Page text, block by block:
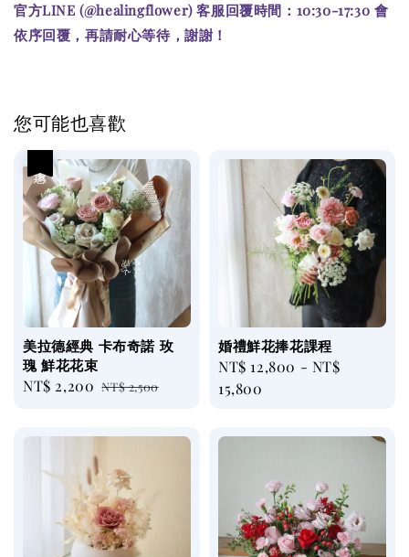
官方LINE (@healingflower) 客服回覆時間：10:30-17:30 會
依序回覆，再請耐心等待，謝謝！
您可能也喜歡
美拉德經典 卡布奇諾 玫
瑰 鮮花花束
Sale
NT$ 2,200 Regular
NT$ 2,500
婚禮鮮花捧花課程
Regular
price
NT$ 12,800 - NT$
15,800